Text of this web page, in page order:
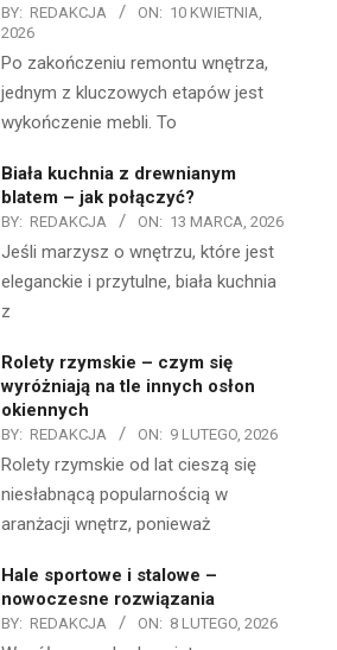
BY: REDAKCJA ON: 10 KWIETNIA,
2026
Po zakończeniu remontu wnętrza,
jednym z kluczowych etapów jest
wykończenie mebli. To
Biała kuchnia z drewnianym
blatem – jak połączyć?
BY: REDAKCJA ON: 13 MARCA, 2026
Jeśli marzysz o wnętrzu, które jest
eleganckie i przytulne, biała kuchnia
z
Rolety rzymskie – czym się
wyróżniają na tle innych osłon
okiennych
BY: REDAKCJA ON: 9 LUTEGO, 2026
Rolety rzymskie od lat cieszą się
niesłabnącą popularnością w
aranżacji wnętrz, ponieważ
Hale sportowe i stalowe –
nowoczesne rozwiązania
BY: REDAKCJA ON: 8 LUTEGO, 2026